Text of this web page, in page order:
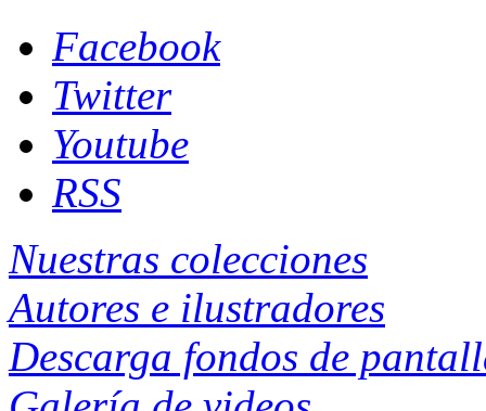
Facebook
Twitter
Youtube
RSS
Nuestras colecciones
Autores e ilustradores
Descarga fondos de